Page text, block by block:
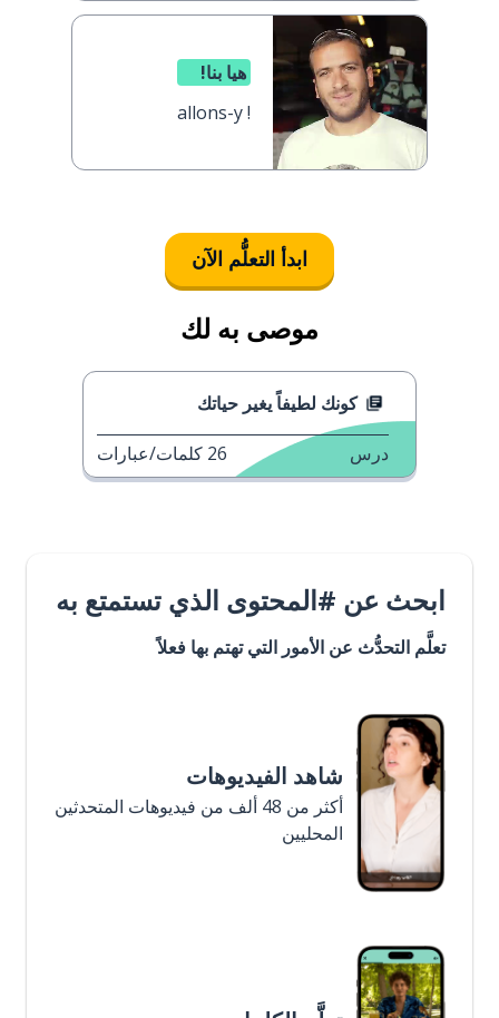
هيا بنا!
allons-y !
ابدأ التعلُّم الآن
موصى به لك
كونك لطيفاً يغير حياتك
درس 26 كلمات/عبارات
ابحث عن #المحتوى الذي تستمتع به
تعلَّم التحدُّث عن الأمور التي تهتم بها فعلاً
شاهد الفيديوهات
أكثر من 48 ألف من فيديوهات المتحدثين
المحليين